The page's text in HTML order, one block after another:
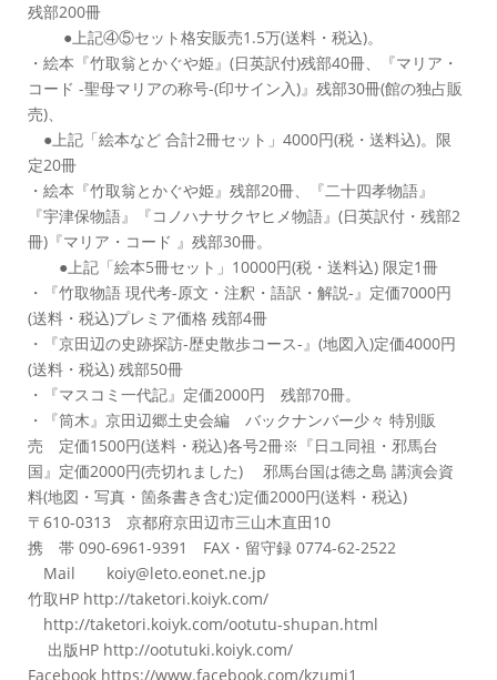
残部200冊
●上記④⑤セット格安販売1.5万(送料・税込)。
・絵本『竹取翁とかぐや姫』(日英訳付)残部40冊、『マリア・
コード -聖母マリアの称号-(印サイン入)』残部30冊(館の独占販
売)、
●上記「絵本など 合計2冊セット」4000円(税・送料込)。限
定20冊
・絵本『竹取翁とかぐや姫』残部20冊、『二十四孝物語』
『宇津保物語』『コノハナサクヤヒメ物語』(日英訳付・残部2
冊)『マリア・コード 』残部30冊。
●上記「絵本5冊セット」10000円(税・送料込) 限定1冊
・『竹取物語 現代考-原文・注釈・語訳・解説-』定価7000円
(送料・税込)プレミア価格 残部4冊
・『京田辺の史跡探訪-歴史散歩コース-』(地図入)定価4000円
(送料・税込) 残部50冊
・『マスコミ一代記』定価2000円 残部70冊。
・『筒木』京田辺郷土史会編 バックナンバー少々 特別販
売 定価1500円(送料・税込)各号2冊※『日ユ同祖・邪馬台
国』定価2000円(売切れました) 邪馬台国は徳之島 講演会資
料(地図・写真・箇条書き含む)定価2000円(送料・税込)
〒610-0313 京都府京田辺市三山木直田10
携 帯 090-6961-9391 FAX・留守録 0774-62-2522
Mail koiy@leto.eonet.ne.jp
竹取HP http://taketori.koiyk.com/
http://taketori.koiyk.com/ootutu-shupan.html
出版HP http://ootutuki.koiyk.com/
Facebook https://www.facebook.com/kzumi1